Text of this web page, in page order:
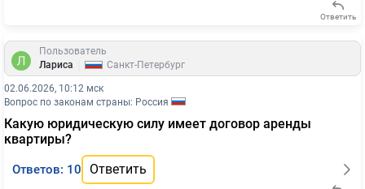
Ответить
Пользователь
Лариса
Санкт-Петербург
02.06.2026, 10:12 мск
Вопрос по законам страны: Россия
Какую юридическую силу имеет договор аренды
квартиры?
Ответов: 10 Ответить